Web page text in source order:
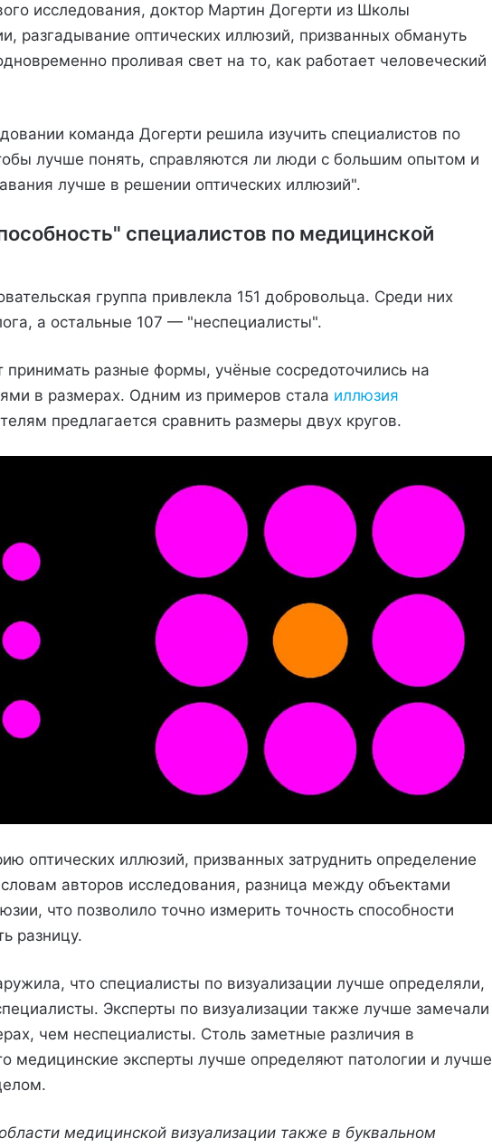
исследования, доктор Мартин Догерти из Школы
разгадывание оптических иллюзий, призванных обмануть
проливая свет на то, как работает человеческий
команда Догерти решила изучить специалистов по
лучше понять, справляются ли люди с большим опытом и
лучше в решении оптических иллюзий".
специалистов по медицинской
группа привлекла 151 добровольца. Среди них
а остальные 107 — "неспециалисты".
принимать разные формы, учёные сосредоточились на
в размерах. Одним из примеров стала иллюзия
предлагается сравнить размеры двух кругов.
оптических иллюзий, призванных затруднить определение
авторов исследования, разница между объектами
что позволило точно измерить точность способности
разницу.
что специалисты по визуализации лучше определяли,
Эксперты по визуализации также лучше замечали
чем неспециалисты. Столь заметные различия в
медицинские эксперты лучше определяют патологии и лучше
медицинской визуализации также в буквальном